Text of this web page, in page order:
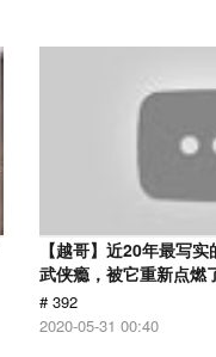
【越哥】近20年最写
武侠瘾，被它重新点燃
# 392
2020-05-31 00:40